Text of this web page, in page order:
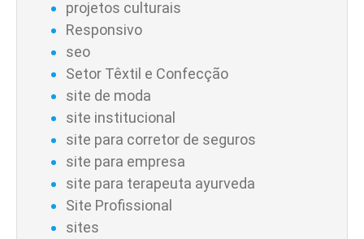
projetos culturais
Responsivo
seo
Setor Têxtil e Confecção
site de moda
site institucional
site para corretor de seguros
site para empresa
site para terapeuta ayurveda
Site Profissional
sites